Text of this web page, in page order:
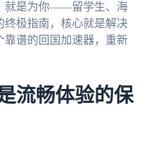
就是为你——留学生、海
终极指南，核心就是解决
靠谱的回国加速器，重新
流畅体验的保